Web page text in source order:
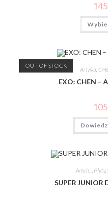
OUT OF STOCK
Artyści,
EXO: CHEN –
Artyści, Płyty,
SUPER JUNIOR